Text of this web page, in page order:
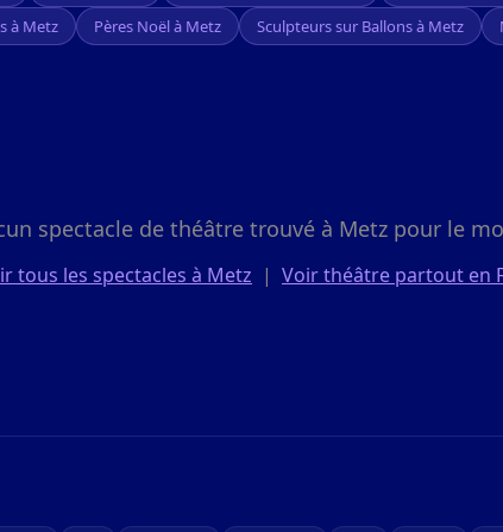
à Metz
Pères Noël à Metz Sculpteurs sur Ballons à Metz
spectacle de théâtre trouvé à Metz pour le
tous les spectacles à Metz | Voir théâtre partout en